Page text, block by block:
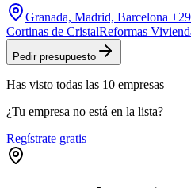
Granada, Madrid, Barcelona +29
Cortinas de CristalReformas
Pedir presupuesto
Has visto todas las 10 empresas
¿Tu empresa no está en la lista?
Regístrate gratis